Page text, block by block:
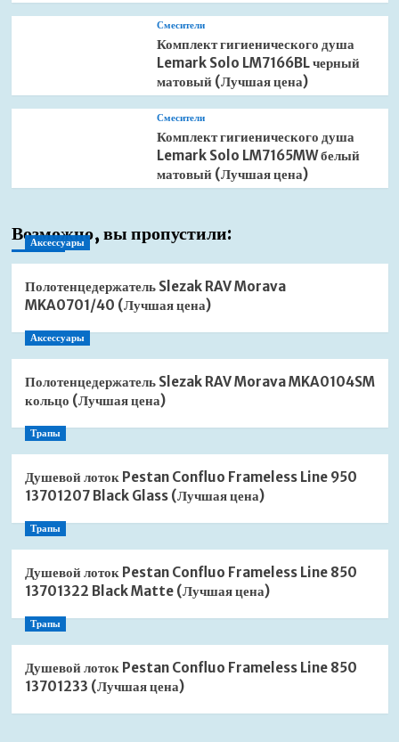
Смесители
Комплект гигиенического душа
Lemark Solo LM7166BL черный
матовый (Лучшая цена)
Смесители
Комплект гигиенического душа
Lemark Solo LM7165MW белый
матовый (Лучшая цена)
Возможно, вы пропустили:
Аксессуары
Полотенцедержатель Slezak RAV Morava
MKA0701/40 (Лучшая цена)
Аксессуары
Полотенцедержатель Slezak RAV Morava MKA0104SM
кольцо (Лучшая цена)
Трапы
Душевой лоток Pestan Confluo Frameless Line 950
13701207 Black Glass (Лучшая цена)
Трапы
Душевой лоток Pestan Confluo Frameless Line 850
13701322 Black Matte (Лучшая цена)
Трапы
Душевой лоток Pestan Confluo Frameless Line 850
13701233 (Лучшая цена)